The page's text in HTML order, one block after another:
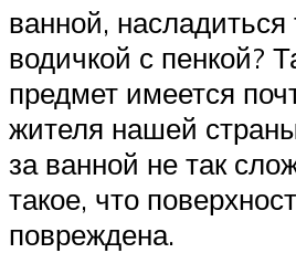
ванной, насладиться
водичкой с пенкой?
предмет имеется
жителя нашей
за ванной не так
такое, что
повреждена.